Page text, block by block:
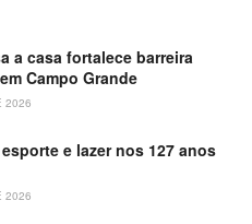
a casa fortalece barreira
Campo Grande
2026
e lazer nos 127 anos
2026